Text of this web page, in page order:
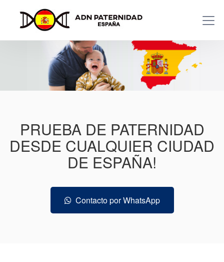
PRUEBA DE PATERNIDAD
DESDE CUALQUIER CIUDAD
DE ESPAÑA!
Contacto por WhatsApp